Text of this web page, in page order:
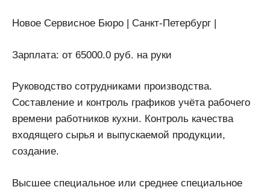
Новое Сервисное Бюро | Санкт-Петербург |
Зарплата: от 65000.0 руб. на руки
Руководство сотрудниками производства.
Составление и контроль графиков учёта рабочего
времени работников кухни. Контроль качества
входящего сырья и выпускаемой продукции,
создание.
Высшее специальное или среднее специальное